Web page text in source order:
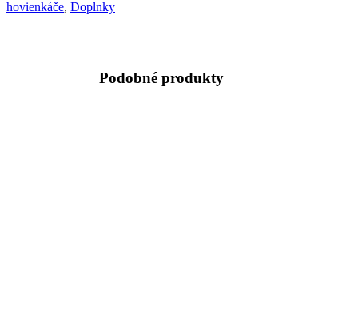
hovienkáče, Doplnky
Podobné produkty